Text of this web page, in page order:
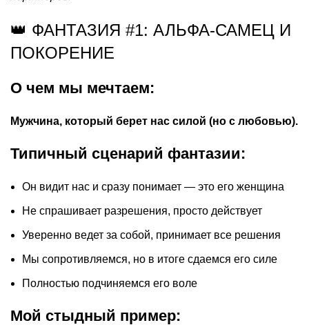
👑 ФАНТАЗИЯ #1: АЛЬФА-САМЕЦ И
ПОКОРЕНИЕ
О чем мы мечтаем:
Мужчина, который берет нас силой (но с любовью).
Типичный сценарий фантазии:
Он видит нас и сразу понимает — это его женщина
Не спрашивает разрешения, просто действует
Уверенно ведет за собой, принимает все решения
Мы сопротивляемся, но в итоге сдаемся его силе
Полностью подчиняемся его воле
Мой стыдный пример: